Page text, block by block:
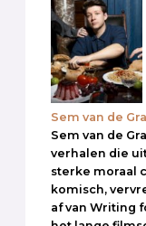
Sem van de
Sem van de
verhalen die
sterke moraal
komisch,
af van Writing